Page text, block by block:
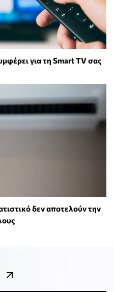
για τη Smart TV σας
δεν αποτελούν την